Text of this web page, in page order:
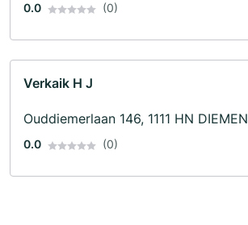
0.0 (0)
Verkaik H J
Ouddiemerlaan 146, 1111 HN DIEMEN
0.0 (0)